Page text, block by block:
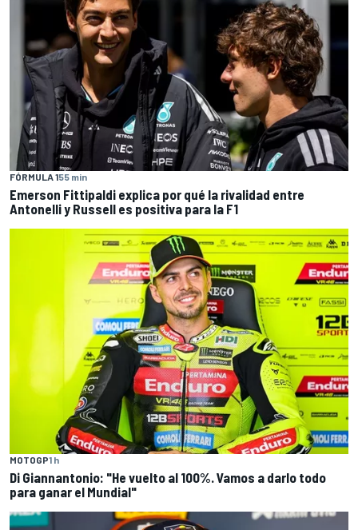
FÓRMULA 155 min
Emerson Fittipaldi explica por qué la rivalidad entre
Antonelli y Russell es positiva para la F1
MOTOGP1 h
Di Giannantonio: "He vuelto al 100%. Vamos a darlo todo
para ganar el Mundial"